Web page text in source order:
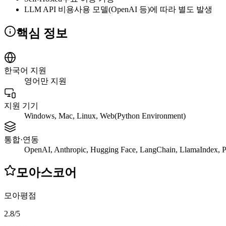
LLM API 비용사용 모델(OpenAI 등)에 따라 별도 발생
핵심 정보
한국어 지원
영어만 지원
지원 기기
Windows, Mac, Linux, Web(Python Environment)
통합·연동
OpenAI, Anthropic, Hugging Face, LangChain, LlamaIndex,
모아스코어
모아평점
2.8/5